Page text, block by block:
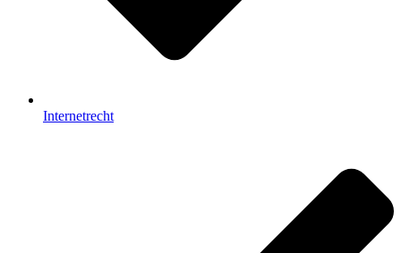
Internetrecht